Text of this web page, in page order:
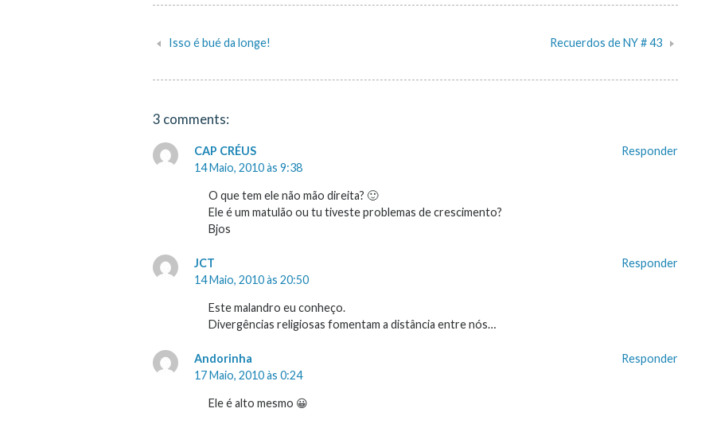
de
artigos
Recuerdos de NY # 43
Isso é bué da longe!
3 comments:
CAP CRÉUS
14 Maio, 2010 às 9:38
O que tem ele não mão direita? 🙂
Ele é um matulão ou tu tiveste problemas de crescimento?
Bjos
Responder
JCT
14 Maio, 2010 às 20:50
Este malandro eu conheço.
Divergências religiosas fomentam a distância entre nós…
Responder
Andorinha
17 Maio, 2010 às 0:24
Ele é alto mesmo 😀
Responder